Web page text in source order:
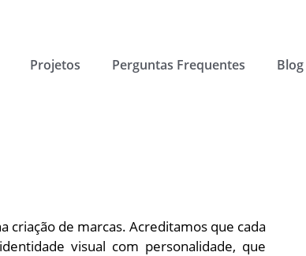
Projetos Perguntas Frequentes Blog
criação de marcas. Acreditamos que cada
visual com personalidade, que